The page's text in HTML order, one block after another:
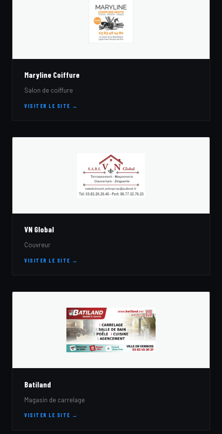
Maryline Coiffure
Salon de coiffure
VISITER LE SITE →
VN Global
Couvreur
VISITER LE SITE →
Batiland
Magasin de carrelage
VISITER LE SITE →